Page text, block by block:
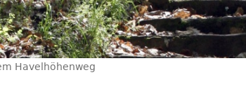
Havelhöhenweg